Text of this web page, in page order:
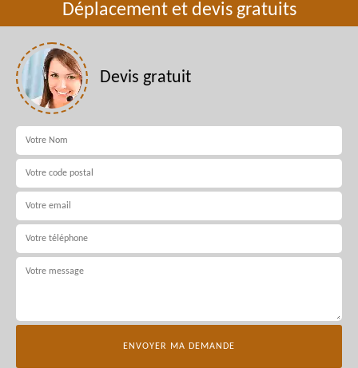
Déplacement et devis gratuits
Devis gratuit